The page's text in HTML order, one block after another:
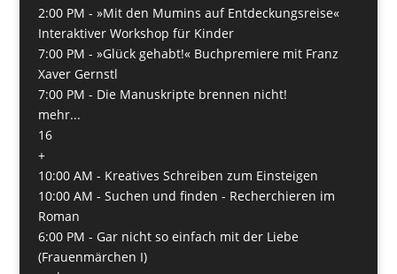
2:00 PM - »Mit den Mumins auf Entdeckungsreise«
Interaktiver Workshop für Kinder
7:00 PM - »Glück gehabt!« Buchpremiere mit Franz
Xaver Gernstl
7:00 PM - Die Manuskripte brennen nicht!
mehr...
16
+
10:00 AM - Kreatives Schreiben zum Einsteigen
10:00 AM - Suchen und finden - Recherchieren im
Roman
6:00 PM - Gar nicht so einfach mit der Liebe
(Frauenmärchen I)